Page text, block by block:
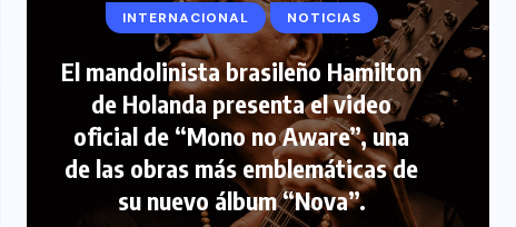
COLABORADORES INTERNACIONAL
NOTICIAS PERIODISMO TURISTICO
FIPETUR se solidariza con
Venezuela